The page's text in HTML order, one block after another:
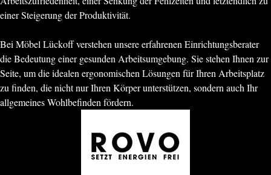
einer Steigerung der Produktivität.
Bei Möbel Lückoff verstehen unsere erfahrenen Einrichtungsberater
die Bedeutung einer gesunden Arbeitsumgebung. Sie stehen Ihnen zur
Seite, um die idealen ergonomischen Lösungen für Ihren Arbeitsplatz
zu finden, die nicht nur Ihren Körper unterstützen, sondern auch Ihr
allgemeines Wohlbefinden fördern.